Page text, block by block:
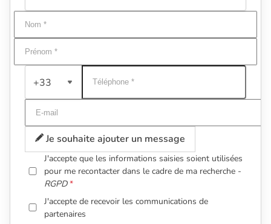
+33
Je souhaite ajouter un message
J'accepte que les informations saisies soient utilisées
pour me recontacter dans le cadre de ma recherche -
RGPD
J'accepte de recevoir les communications de
partenaires